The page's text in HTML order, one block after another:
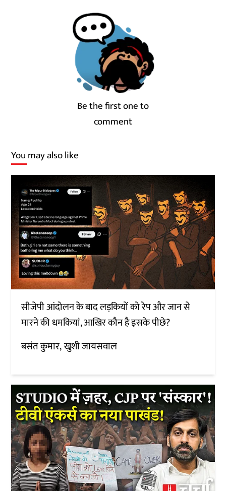
Be the first one to
comment
You may also like
सीजेपी आंदोलन के बाद लड़कियों को रेप और जान से
मारने की धमकियां, आखिर कौन है इसके पीछे?
बसंत कुमार खुशी जायसवाल